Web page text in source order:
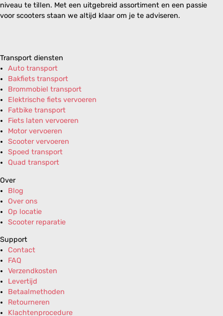
niveau te tillen. Met een uitgebreid assortiment en een passie
voor scooters staan we altijd klaar om je te adviseren.
Transport diensten
Auto transport
Bakfiets transport
Brommobiel transport
Elektrische fiets vervoeren
Fatbike transport
Fiets laten vervoeren
Motor vervoeren
Scooter vervoeren
Spoed transport
Quad transport
Over
Blog
Over ons
Op locatie
Scooter reparatie
Support
Contact
FAQ
Verzendkosten
Levertijd
Betaalmethoden
Retourneren
Klachtenprocedure